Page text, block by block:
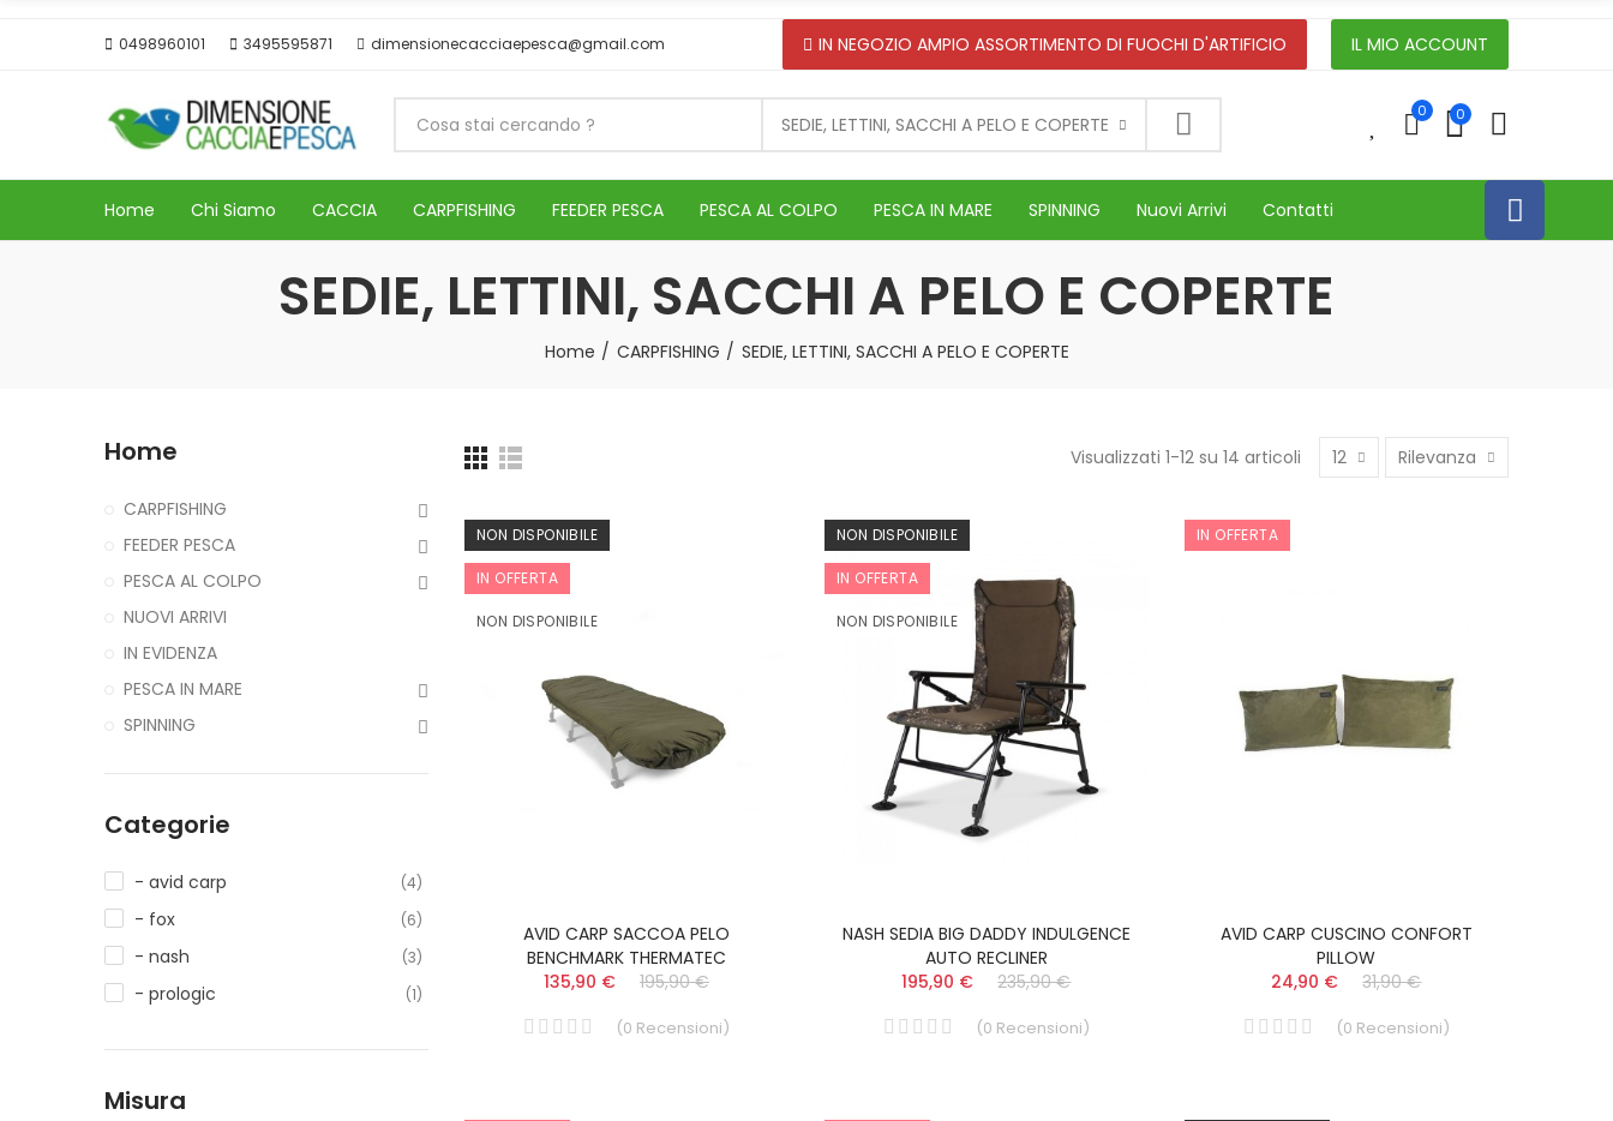
0498960101 3495595871 dimensionecacciaepesca@gmail.com IN NEGOZIO AMPIO ASSORTIMENTO DI FUOCHI D'ARTIFICIO IL MIO ACCOUNT
SEDIE, LETTINI, SACCHI A PELO E COPERTE
0 0
Home Chi Siamo CACCIA CARPFISHING FEEDER PESCA PESCA AL COLPO PESCA IN MARE SPINNING Nuovi Arrivi Contatti
SEDIE, LETTINI, SACCHI A PELO E COPERTE
Home CARPFISHING SEDIE, LETTINI, SACCHI A PELO E COPERTE
Visualizzati 1-12 su 14 articoli 12 Rilevanza
NON DISPONIBILE
IN OFFERTA
NON DISPONIBILE
AVID CARP SACCOA PELO
BENCHMARK THERMATEC
135,90 €
195,90 €
(0 Recensioni)
NON DISPONIBILE
IN OFFERTA
NON DISPONIBILE
NASH SEDIA BIG DADDY INDULGENCE
AUTO RECLINER
195,90 €
235,90 €
(0 Recensioni)
IN OFFERTA
AVID CARP CUSCINO CONFORT
PILLOW
24,90 €
31,90 €
(0 Recensioni)
Home
CARPFISHING
FEEDER PESCA
PESCA AL COLPO
NUOVI ARRIVI
IN EVIDENZA
PESCA IN MARE
SPINNING
Categorie
- avid carp (4)
- fox (6)
- nash (3)
- prologic (1)
Misura